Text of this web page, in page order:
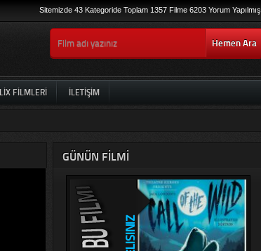
Sitemizde 43 Kategoride Toplam 1357 Filme 6203 Yorum Yapılmış.
Hemen Ara
FILMLERI İLETIŞIM
GÜNÜN FILMI